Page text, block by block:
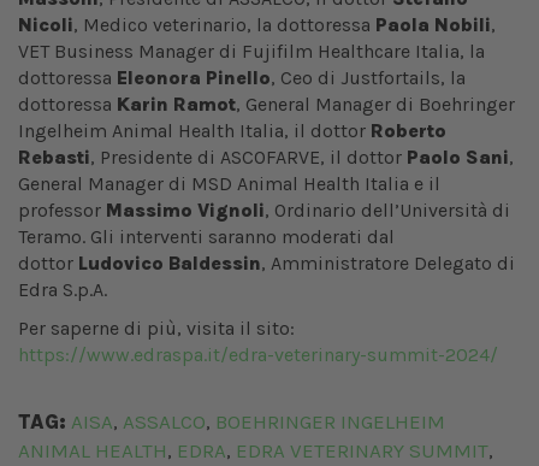
Nicoli, Medico veterinario, la dottoressa Paola Nobili,
VET Business Manager di Fujifilm Healthcare Italia, la
dottoressa Eleonora Pinello, Ceo di Justfortails, la
dottoressa Karin Ramot, General Manager di Boehringer
Ingelheim Animal Health Italia, il dottor Roberto
Rebasti, Presidente di ASCOFARVE, il dottor Paolo Sani,
General Manager di MSD Animal Health Italia e il
professor Massimo Vignoli, Ordinario dell’Università di
Teramo. Gli interventi saranno moderati dal
dottor Ludovico Baldessin, Amministratore Delegato di
Edra S.p.A.
Per saperne di più, visita il sito:
https://www.edraspa.it/edra-veterinary-summit-2024/
TAG: AISA, ASSALCO, BOEHRINGER INGELHEIM
ANIMAL HEALTH, EDRA, EDRA VETERINARY SUMMIT,